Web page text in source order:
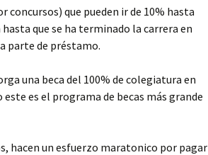
concursos) que pueden ir de 10% hasta
que se ha terminado la carrera en
parte de préstamo.
una beca del 100% de colegiatura en
es el programa de becas más grande
hacen un esfuerzo maratonico por pagar